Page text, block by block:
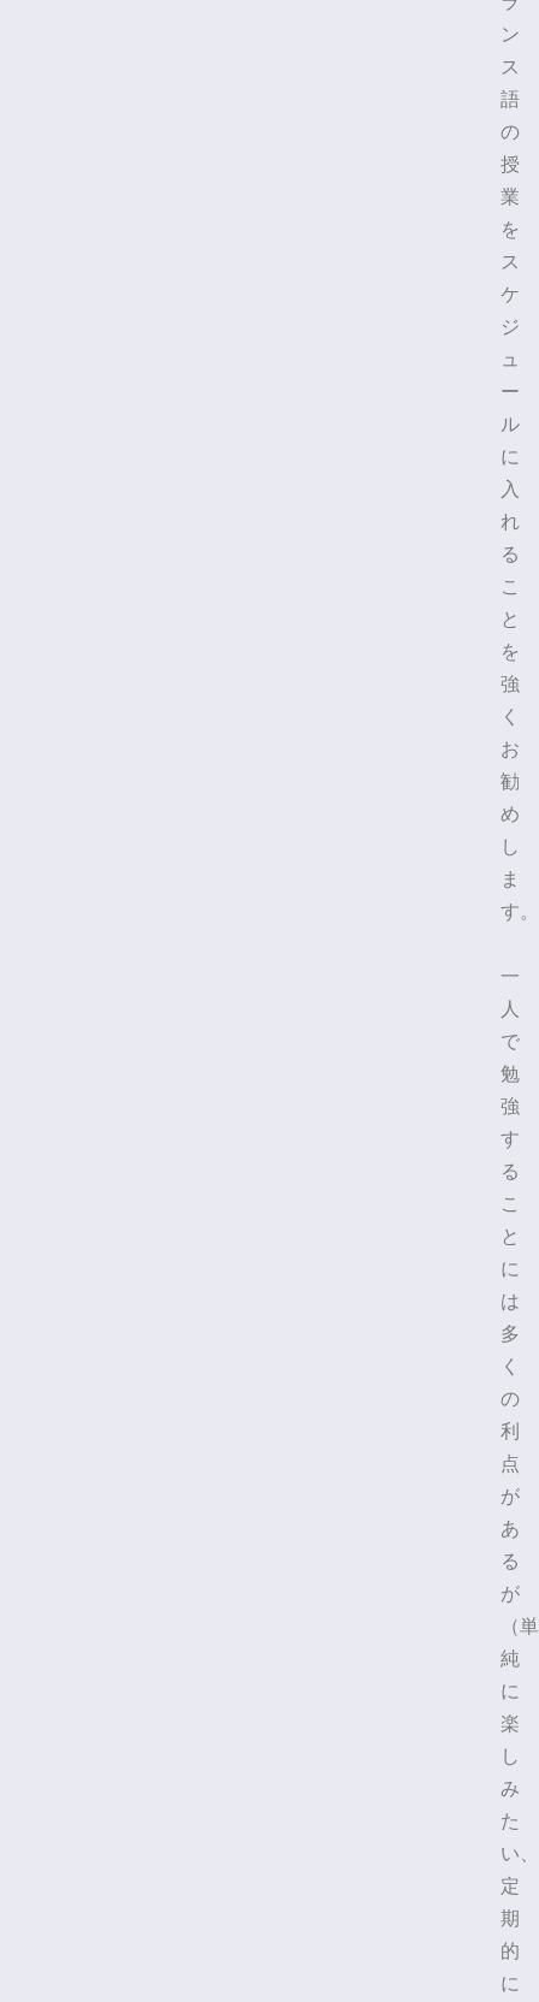
ン
ス
語
の
授
業
を
ス
ケ
ジ
ュ
ー
ル
に
入
れ
る
こ
と
を
強
く
お
勧
め
し
ま
す
一
人
で
勉
強
す
る
こ
と
に
は
多
く
の
利
点
が
あ
る
が
（単
純
に
楽
し
み
た
い、
定
期
的
に